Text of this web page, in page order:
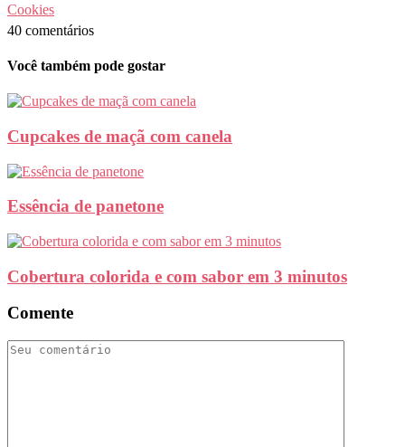
Cookies
40 comentários
Você também pode gostar
Cupcakes de maçã com canela
Essência de panetone
Cobertura colorida e com sabor em 3 minutos
Comente